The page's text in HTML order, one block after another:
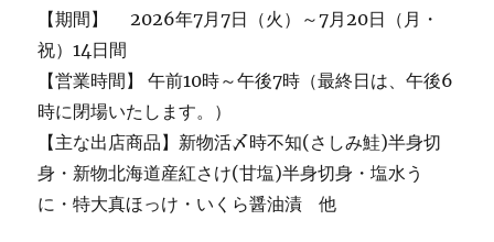
【期間】 2026年7月7日（火）～7月20日（月・
祝）14日間
【営業時間】 午前10時～午後7時（最終日は、午後6
時に閉場いたします。）
【主な出店商品】新物活〆時不知(さしみ鮭)半身切
身・新物北海道産紅さけ(甘塩)半身切身・塩水う
に・特大真ほっけ・いくら醤油漬 他